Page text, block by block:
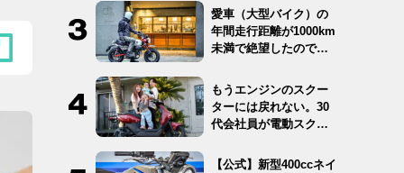
愛車（大型バイク）の
年間走行距離が1000km
未満で絶望したので
もうエンジンのスクー
ターには戻れない。30
代会社員が電動スクー
【公式】新型400ccネイ